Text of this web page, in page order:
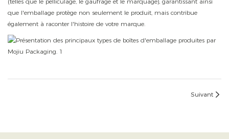
que l'emballage protège non seulement le produit, mais contribue
également à raconter l'histoire de votre marque.
Suivant